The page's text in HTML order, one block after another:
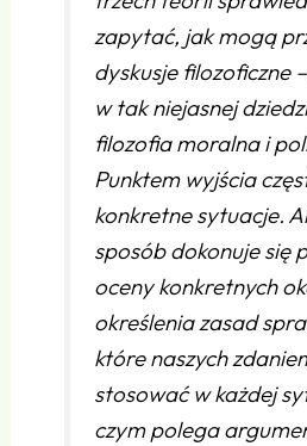
zapytać, jak mogą
dyskusje filozoficzne
w tak niejasnej
filozofia moralna i
Punktem wyjścia
konkretne sytuacje.
sposób dokonuje się
oceny konkretnych
określenia zasad
które naszych
stosować w każdej
czym polega